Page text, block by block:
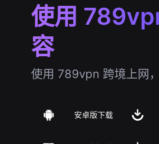
使用
容
使用 789vpn 跨境上网
安卓版下载